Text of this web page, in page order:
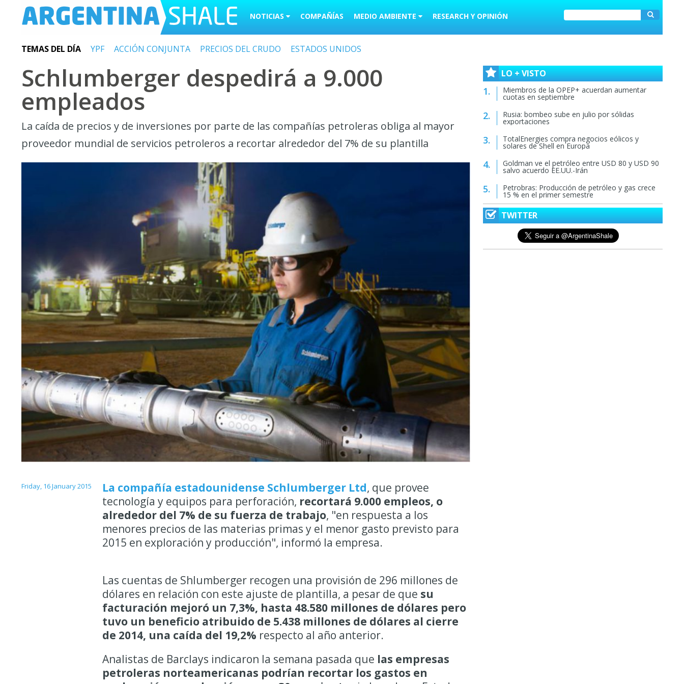
NOTICIAS COMPAÑÍAS MEDIO AMBIENTE RESEARCH Y OPINIÓN
TEMAS DEL DÍA YPF ACCIÓN CONJUNTA PRECIOS DEL CRUDO ESTADOS UNIDOS
Schlumberger despedirá a 9.000
empleados
La caída de precios y de inversiones por parte de las compañías petroleras obliga al mayor
proveedor mundial de servicios petroleros a recortar alrededor del 7% de su plantilla
Friday, 16 January 2015 La compañía estadounidense Schlumberger Ltd, que provee
tecnología y equipos para perforación, recortará 9.000 empleos, o
alrededor del 7% de su fuerza de trabajo, "en respuesta a los
menores precios de las materias primas y el menor gasto previsto para
2015 en exploración y producción", informó la empresa.
Las cuentas de Shlumberger recogen una provisión de 296 millones de
dólares en relación con este ajuste de plantilla, a pesar de que su
facturación mejoró un 7,3%, hasta 48.580 millones de dólares pero
tuvo un beneficio atribuido de 5.438 millones de dólares al cierre
de 2014, una caída del 19,2% respecto al año anterior.
Analistas de Barclays indicaron la semana pasada que las empresas
petroleras norteamericanas podrían recortar los gastos en
LO + VISTO
Miembros de la OPEP+ acuerdan aumentar
cuotas en septiembre
Rusia: bombeo sube en julio por sólidas
exportaciones
TotalEnergies compra negocios eólicos y
solares de Shell en Europa
Goldman ve el petróleo entre USD 80 y USD 90
salvo acuerdo EE.UU.-Irán
Petrobras: Producción de petróleo y gas crece
15 % en el primer semestre
TWITTER